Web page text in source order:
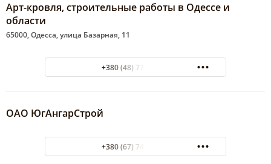
Арт-кровля, строительные работы в Одессе и
области
65000, Одесса, улица Базарная, 11
+380 (48) 775-08-55
ОАО ЮгАнгарСтрой
+380 (67) 740-13-34